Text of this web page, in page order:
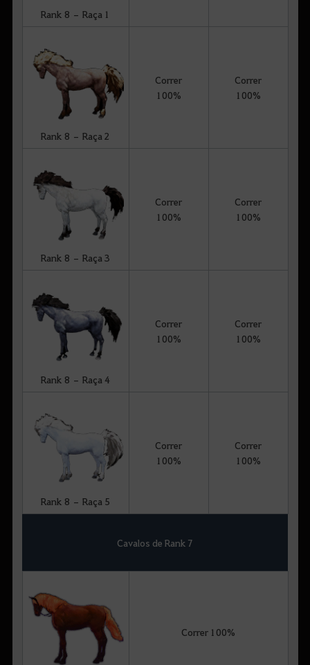
Rank 8 – Raça 1
Rank 8 – Raça 2
Correr
100%
Correr
100%
Rank 8 – Raça 3
Correr
100%
Correr
100%
Rank 8 – Raça 4
Correr
100%
Correr
100%
Rank 8 – Raça 5
Correr
100%
Correr
100%
Cavalos de Rank 7
Correr 100%